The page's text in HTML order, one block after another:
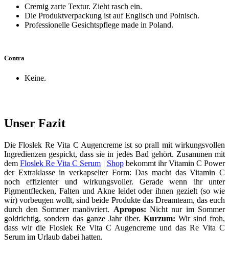
Cremig zarte Textur. Zieht rasch ein.
Die Produktverpackung ist auf Englisch und Polnisch.
Professionelle Gesichtspflege made in Poland.
Contra
Keine.
Unser Fazit
Die Floslek Re Vita C Augencreme ist so prall mit wirkungsvollen
Ingredienzen gespickt, dass sie in jedes Bad gehört. Zusammen mit
demFloslek Re Vita C Serum | Shopbekommt ihr Vitamin C Power
der Extraklasse in verkapselter Form: Das macht das Vitamin C
noch effizienter und wirkungsvoller. Gerade wenn ihr unter
Pigmentflecken, Falten und Akne leidet oder ihnen gezielt (so wie
wir) vorbeugen wollt, sind beide Produkte das Dreamteam, das euch
durch den Sommer manövriert. Apropos: Nicht nur im Sommer
goldrichtig, sondern das ganze Jahr über. Kurzum: Wir sind froh,
dass wir die Floslek Re Vita C Augencreme und das Re Vita C
Serum im Urlaub dabei hatten.